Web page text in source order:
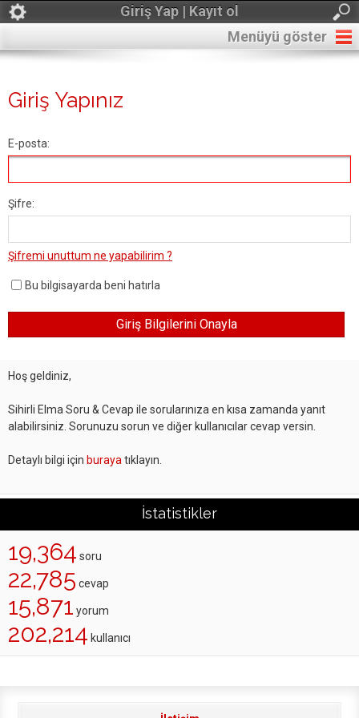
Giriş Yap | Kayıt ol
Menüyü göster
Giriş Yapınız
E-posta:
Şifre:
Şifremi unuttum ne yapabilirim ?
Bu bilgisayarda beni hatırla
Hoş geldiniz,
Sihirli Elma Soru & Cevap ile sorularınıza en kısa zamanda yanıt
alabilirsiniz. Sorunuzu sorun ve diğer kullanıcılar cevap versin.
Detaylı bilgi için buraya tıklayın.
İstatistikler
19,364 soru
22,785 cevap
15,871 yorum
202,214 kullanıcı